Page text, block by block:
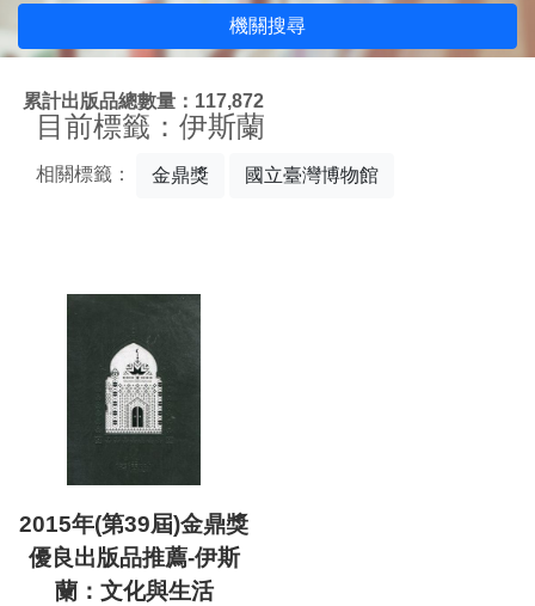
機關搜尋
累計出版品總數量：117,872
目前標籤：伊斯蘭
相關標籤： 金鼎獎 國立臺灣博物館
2015年(第39屆)金鼎獎
優良出版品推薦-伊斯
蘭：文化與生活